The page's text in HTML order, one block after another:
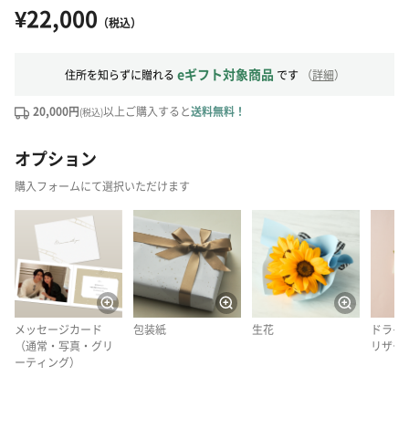
¥22,000 （税込）
住所を知らずに贈れる eギフト対象商品 です （詳細）
20,000円(税込)以上ご購入すると送料無料！
オプション
購入フォームにて選択いただけます
メッセージカード
（通常・写真・グリ
ーティング）
包装紙 生花
ドライ
リザー